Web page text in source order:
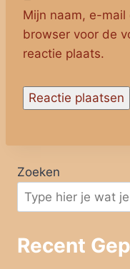
Mijn naam, e-
browser voor de
reactie plaats.
Zoeken
Recent